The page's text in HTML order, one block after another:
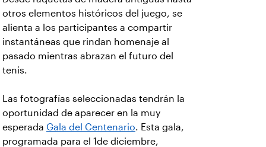
otros elementos históricos del juego, se
alienta a los participantes a compartir
instantáneas que rindan homenaje al
pasado mientras abrazan el futuro del
tenis.
Las fotografías seleccionadas tendrán la
oportunidad de aparecer en la muy
esperada Gala del Centenario. Esta gala,
programada para el 1de diciembre,